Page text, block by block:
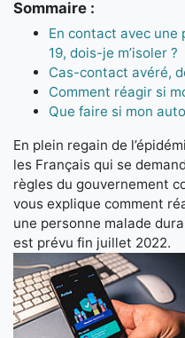
Sommaire :
En contact avec une
19, dois-je m’isoler ?
Cas-contact avéré,
Comment réagir si
Que faire si mon
En plein regain de
les Français qui se
règles du gouvernement
vous explique comment
une personne malade
est prévu fin juillet 2022.